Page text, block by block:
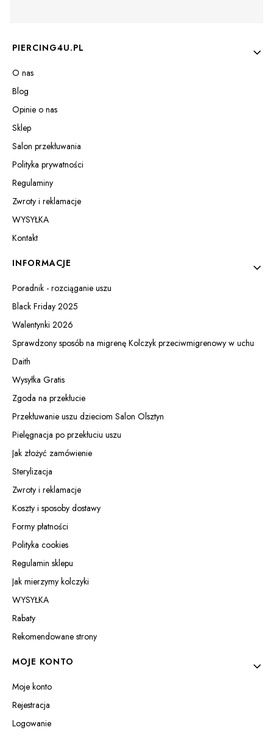
Linki w stopce
PIERCING4U.PL
O nas
Blog
Opinie o nas
Sklep
Salon przekłuwania
Polityka prywatności
Regulaminy
Zwroty i reklamacje
WYSYŁKA
Kontakt
INFORMACJE
Poradnik - rozciąganie uszu
Black Friday 2025
Walentynki 2026
Sprawdzony sposób na migrenę Kolczyk przeciwmigrenowy w uchu
Daith
Wysyłka Gratis
Zgoda na przekłucie
Przekłuwanie uszu dzieciom Salon Olsztyn
Pielęgnacja po przekłuciu uszu
Jak złożyć zamówienie
Sterylizacja
Zwroty i reklamacje
Koszty i sposoby dostawy
Formy płatności
Polityka cookies
Regulamin sklepu
Jak mierzymy kolczyki
WYSYŁKA
Rabaty
Rekomendowane strony
MOJE KONTO
Moje konto
Rejestracja
Logowanie